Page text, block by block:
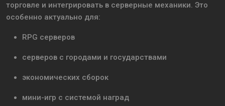
торговле и интегрировать в серверные механики. Это
особенно актуально для:
RPG серверов
серверов с городами и государствами
экономических сборок
мини-игр с системой наград